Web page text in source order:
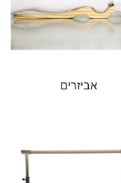
אביזרים